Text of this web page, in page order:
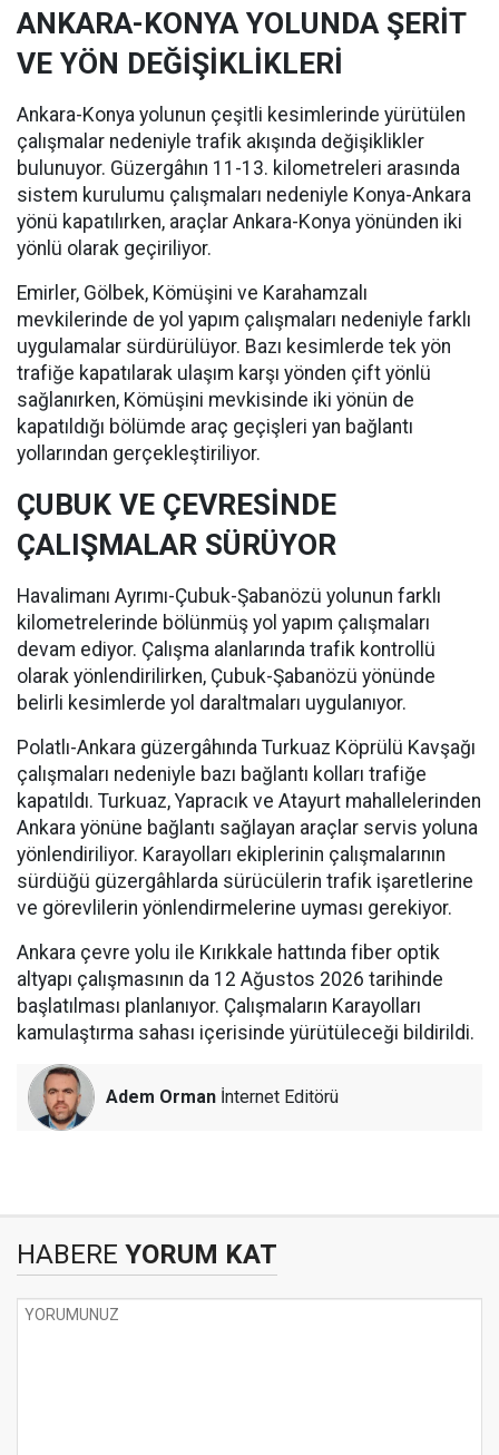
ANKARA-KONYA YOLUNDA ŞERİT
VE YÖN DEĞİŞİKLİKLERİ
Ankara-Konya yolunun çeşitli kesimlerinde yürütülen
çalışmalar nedeniyle trafik akışında değişiklikler
bulunuyor. Güzergâhın 11-13. kilometreleri arasında
sistem kurulumu çalışmaları nedeniyle Konya-Ankara
yönü kapatılırken, araçlar Ankara-Konya yönünden iki
yönlü olarak geçiriliyor.
Emirler, Gölbek, Kömüşini ve Karahamzalı
mevkilerinde de yol yapım çalışmaları nedeniyle farklı
uygulamalar sürdürülüyor. Bazı kesimlerde tek yön
trafiğe kapatılarak ulaşım karşı yönden çift yönlü
sağlanırken, Kömüşini mevkisinde iki yönün de
kapatıldığı bölümde araç geçişleri yan bağlantı
yollarından gerçekleştiriliyor.
ÇUBUK VE ÇEVRESİNDE
ÇALIŞMALAR SÜRÜYOR
Havalimanı Ayrımı-Çubuk-Şabanözü yolunun farklı
kilometrelerinde bölünmüş yol yapım çalışmaları
devam ediyor. Çalışma alanlarında trafik kontrollü
olarak yönlendirilirken, Çubuk-Şabanözü yönünde
belirli kesimlerde yol daraltmaları uygulanıyor.
Polatlı-Ankara güzergâhında Turkuaz Köprülü Kavşağı
çalışmaları nedeniyle bazı bağlantı kolları trafiğe
kapatıldı. Turkuaz, Yapracık ve Atayurt mahallelerinden
Ankara yönüne bağlantı sağlayan araçlar servis yoluna
yönlendiriliyor. Karayolları ekiplerinin çalışmalarının
sürdüğü güzergâhlarda sürücülerin trafik işaretlerine
ve görevlilerin yönlendirmelerine uyması gerekiyor.
Ankara çevre yolu ile Kırıkkale hattında fiber optik
altyapı çalışmasının da 12 Ağustos 2026 tarihinde
başlatılması planlanıyor. Çalışmaların Karayolları
kamulaştırma sahası içerisinde yürütüleceği bildirildi.
Adem Orman İnternet Editörü
HABERE YORUM KAT